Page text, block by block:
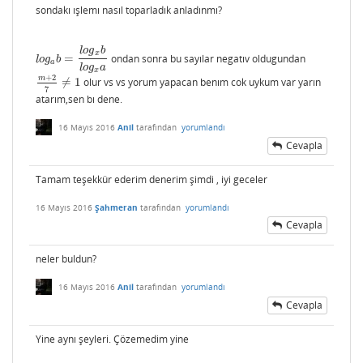
sondakı ışlemı nasıl toparladık anladınmı?
logab =
logxb
logxa
logab=lo gxblogx a
ondan sonra bu sayılar negatıv oldugundan
m+2
7
≠ 1
m+27 ≠1
olur vs vs yorum yapacan benım cok uykum var yarın
atarım,sen bı dene.
16 Mayıs 2016 Anil tarafından yorumlandı
Cevapla
Tamam teşekkür ederim denerim şimdi , iyi geceler
16 Mayıs 2016 Şahmeran tarafından yorumlandı
Cevapla
neler buldun?
16 Mayıs 2016 Anil tarafından yorumlandı
Cevapla
Yine aynı şeyleri. Çözemedim yine